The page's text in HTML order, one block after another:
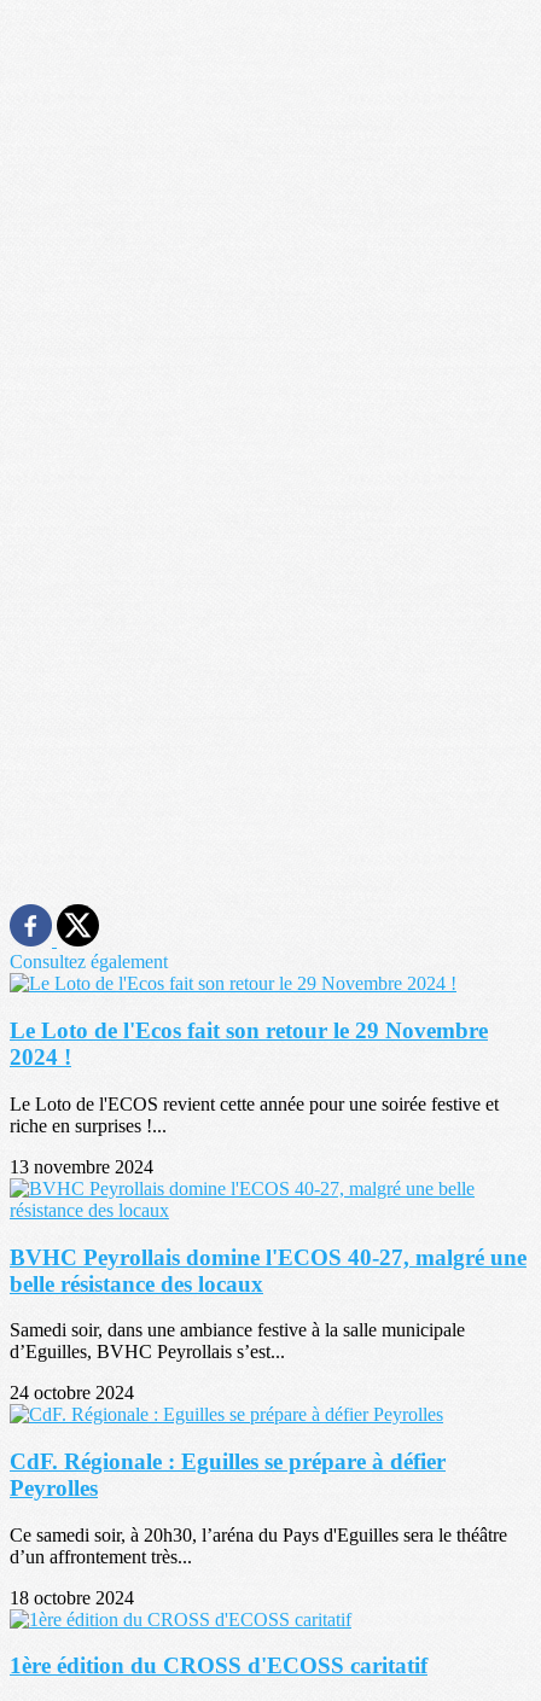
Consultez également
Le Loto de l'Ecos fait son retour le 29 Novembre
2024 !
Le Loto de l'ECOS revient cette année pour une soirée festive et
riche en surprises !...
13 novembre 2024
BVHC Peyrollais domine l'ECOS 40-27, malgré une
belle résistance des locaux
Samedi soir, dans une ambiance festive à la salle municipale
d’Eguilles, BVHC Peyrollais s’est...
24 octobre 2024
CdF. Régionale : Eguilles se prépare à défier
Peyrolles
Ce samedi soir, à 20h30, l’aréna du Pays d'Eguilles sera le théâtre
d’un affrontement très...
18 octobre 2024
1ère édition du CROSS d'ECOSS caritatif